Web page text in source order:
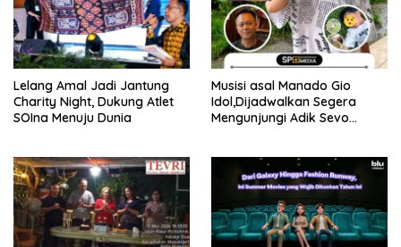
Lelang Amal Jadi Jantung
Charity Night, Dukung Atlet
SOIna Menuju Dunia
Musisi asal Manado Gio
Idol,Dijadwalkan Segera
Mengunjungi Adik Sevo